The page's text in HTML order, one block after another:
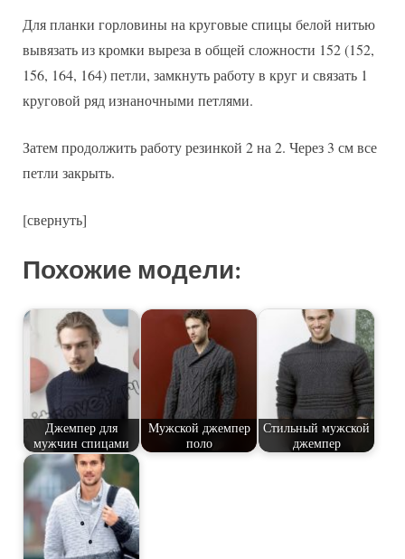
Для планки горловины на круговые спицы белой нитью
вывязать из кромки выреза в общей сложности 152 (152,
156, 164, 164) петли, замкнуть работу в круг и связать 1
круговой ряд изнаночными петлями.
Затем продолжить работу резинкой 2 на 2. Через 3 см все
петли закрыть.
[свернуть]
Похожие модели:
Джемпер для
мужчин спицами
Мужской джемпер
поло
Стильный мужской
джемпер